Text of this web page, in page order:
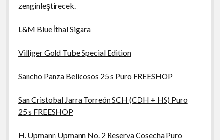
zenginleştirecek.
L&M Blue İthal Sigara
Villiger Gold Tube Special Edition
Sancho Panza Belicosos 25’s Puro FREESHOP
San Cristobal Jarra Torreón SCH (CDH + HS) Puro
25’s FREESHOP
H. Upmann Upmann No. 2 Reserva Cosecha Puro